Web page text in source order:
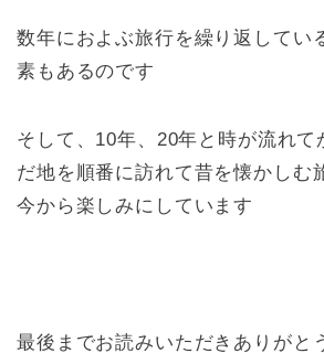
数年におよぶ旅行を繰り返してい
素もあるのです
そして、10年、20年と時が流れて
だ地を順番に訪れて昔を懐かしむ
今から楽しみにしています
最後までお読みいただきありがと